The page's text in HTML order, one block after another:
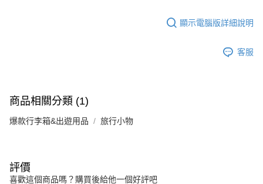
顯示電腦版詳細說明
客服
商品相關分類 (1)
爆款行李箱&出遊用品 旅行小物
評價
喜歡這個商品嗎？購買後給他一個好評吧